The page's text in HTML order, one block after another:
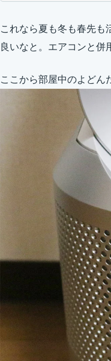
これなら夏も冬も春先も
良いなと。エアコンと併
ここから部屋中のよどん